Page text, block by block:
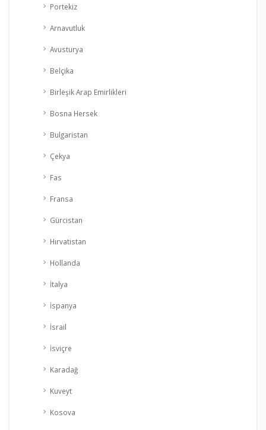
Portekiz
Arnavutluk
Avusturya
Belçika
Birleşik Arap Emirlikleri
Bosna Hersek
Bulgaristan
Çekya
Fas
Fransa
Gürcistan
Hırvatistan
Hollanda
İtalya
İspanya
İsrail
İsviçre
Karadağ
Kuveyt
Kosova